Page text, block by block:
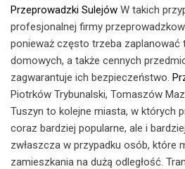
Przeprowadzki Sulejów W takich
profesjonalnej firmy
ponieważ często trzeba
domowych, a także cennych
zagwarantuje ich bezpieczeństwo.
Piotrków Trybunalski, Tomaszów
Tuszyn to kolejne miasta, w których
coraz bardziej popularne, ale i
zwłaszcza w przypadku osób, które
zamieszkania na dużą odległość.